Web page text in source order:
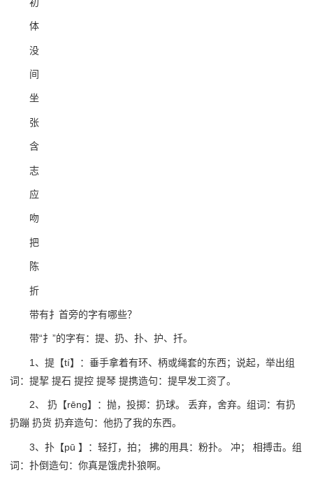
体
没
间
坐
张
含
志
应
吻
把
陈
折
带有扌首旁的字有哪些？
带“扌”的字有：提、扔、扑、护、扦。
1、提【tí】：垂手拿着有环、柄或绳套的东西；说起，举出组
词：提挈 提石 提控 提琴 提携造句：提早发工资了。
2、 扔【rēng】：抛，投掷：扔球。 丢弃，舍弃。组词：有扔
扔蹦 扔货 扔弃造句：他扔了我的东西。
3、扑【pū 】：轻打，拍； 拂的用具：粉扑。 冲； 相搏击。组
词：扑倒造句：你真是饿虎扑狼啊。